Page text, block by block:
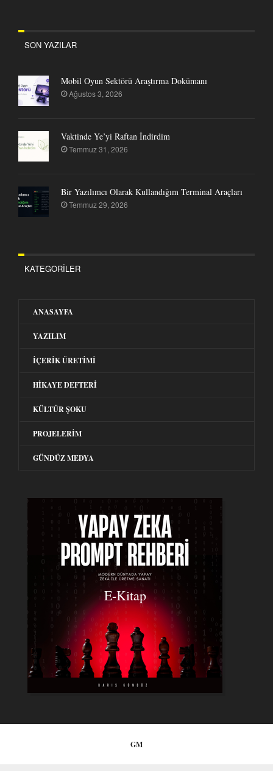
SON YAZILAR
Mobil Oyun Sektörü Araştırma Dokümanı
Ağustos 3, 2026
Vaktinde Ye’yi Raftan İndirdim
Temmuz 31, 2026
Bir Yazılımcı Olarak Kullandığım Terminal Araçları
Temmuz 29, 2026
KATEGORILER
ANASAYFA
YAZILIM
İÇERIK ÜRETIMI
HIKAYE DEFTERI
KÜLTÜR ŞOKU
PROJELERIM
GÜNDÜZ MEDYA
E-Kitap
GM